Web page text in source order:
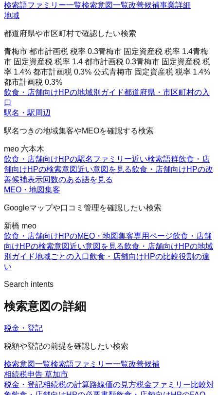
検索語ファミリー一覧検索意図一覧改善候補事業詳細
地域
都道府県や市区町村で確認したい検索
青梅市 都市計画税 税率 0.3青梅市 固定資産税 税率 1.4青梅
市 固定資産税 税率 1.4 都市計画税 0.3青梅市 固定資産税 税
率 1.4% 都市計画税 0.3% 公式青梅市 固定資産税 税率 1.4%
都市計画税 0.3%
飲食・店舗向けHPの地域別ガイド都道府県・市区町村の入
口
駅名・駅周辺
駅名つきの地域集客やMEOを確認する検索
meo 六本木
飲食・店舗向けHPの駅名ファミリー近い検索語群飲食・店
舗向けHPの検索意図近い意図を見る飲食・店舗向けHPの改
善候補表示回数のある語を見る
MEO・地図集客
Googleマップや口コミ管理を確認したい検索
新橋 meo
飲食・店舗向けHPのMEO・地図集客専用ページ飲食・店舗
向けHPの検索意図近い意図を見る飲食・店舗向けHPの地域
別ガイド地域ごとの入口飲食・店舗向けHPの比較役割の違
い
Search intents
検索意図の詳細
税金・登記
税額や登記の前提を確認したい検索
検索意図一覧検索語ファミリー一覧改善候補
相続税申告 草加市
税金・登記相続税の計算路線価の見方税金ファミリー比較対